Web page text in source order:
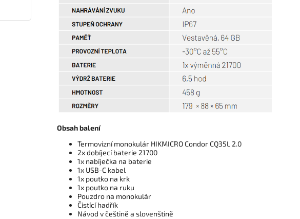
Obsah balení
Termovizní monokulár HIKMICRO Condor CQ35L 2.0
2x dobíjecí baterie 21700
1x nabíječka na baterie
1x USB-C kabel
1x poutko na krk
1x poutko na ruku
Pouzdro na monokulár
Čistící hadřík
Návod v češtině a slovenštině